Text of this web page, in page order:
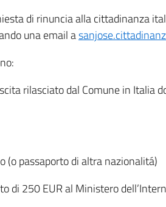
di rinuncia alla cittadinanza
una email a
rilasciato dal Comune in Italia
(o passaporto di altra nazionalitá)
di 250 EUR al Ministero